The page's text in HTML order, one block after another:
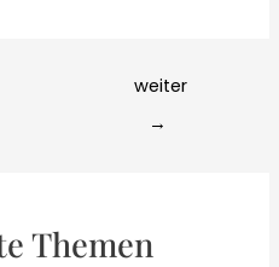
weiter
→
Themen